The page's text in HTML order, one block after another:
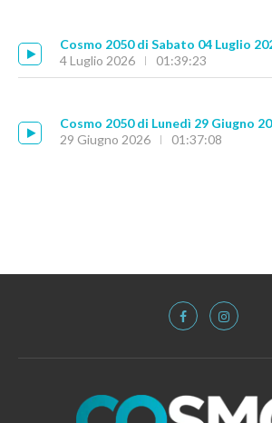
Cosmo 2050 di Sabato 04 Luglio
4 Luglio 2026
01:39:23
Cosmo 2050 di Lunedì 29 Giugno
29 Giugno 2026
01:37:08